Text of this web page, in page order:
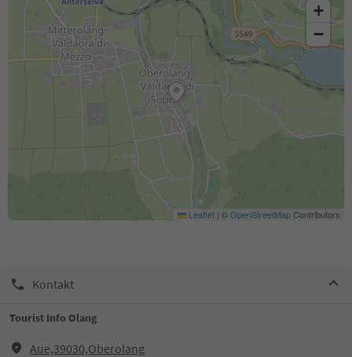
+
−
Leaflet | ©OpenStreetMapContributors
Kontakt
Tourist Info Olang
Aue,39030,Oberolang